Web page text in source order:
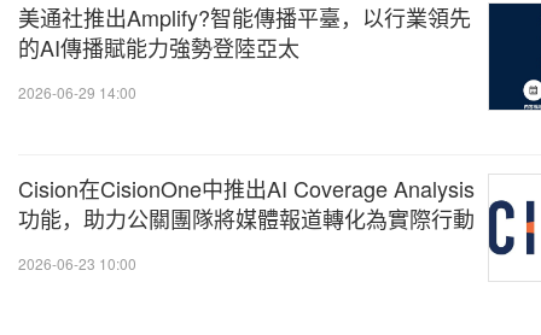
美通社推出Amplify?智能傳播平臺，以行業領先
的AI傳播賦能力強勢登陸亞太
2026-06-29 14:00
Cision在CisionOne中推出AI Coverage Analysis
功能，助力公關團隊將媒體報道轉化為實際行動
2026-06-23 10:00